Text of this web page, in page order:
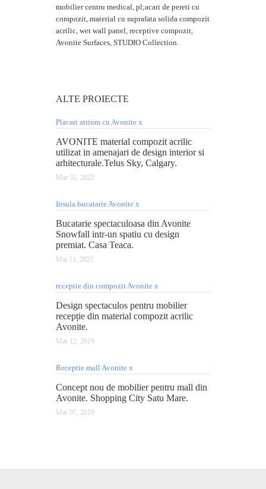
mobilier centru medical, pl;acari de pereti cu
compozit, material cu suprafata solida compozit
acrilic, wet wall panel, receptive compozit,
Avonite Surfaces, STUDIO Collection.
ALTE PROIECTE
AVONITE material compozit acrilic
utilizat in amenajari de design interior si
arhitecturale.Telus Sky, Calgary.
Mar 31, 2022
Bucatarie spectaculoasa din Avonite
Snowfall intr-un spatiu cu design
premiat. Casa Teaca.
Mai 11, 2021
Design spectaculos pentru mobilier
recepție din material compozit acrilic
Avonite.
Mar 12, 2019
Concept nou de mobilier pentru mall din
Avonite. Shopping City Satu Mare.
Mar 07, 2019